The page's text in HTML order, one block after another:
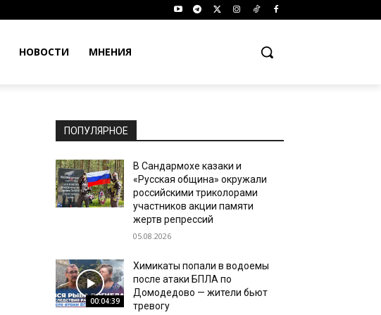
НОВОСТИ МНЕНИЯ
ПОПУЛЯРНОЕ
В Сандармохе казаки и
«Русская община» окружали
российскими триколорами
участников акции памяти
жертв репрессий
05.08.2026
00:04:39
Химикаты попали в водоемы
после атаки БПЛА по
Домодедово — жители бьют
тревогу